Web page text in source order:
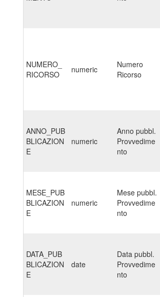
NUMERO_
RICORSO
numeric
Numero
Ricorso
ANNO_PUB
BLICAZION
E
numeric
Anno pubbl.
Provvedime
nto
MESE_PUB
BLICAZION
E
numeric
Mese pubbl.
Provvedime
nto
DATA_PUB
BLICAZION
E
date
Data pubbl.
Provvedime
nto